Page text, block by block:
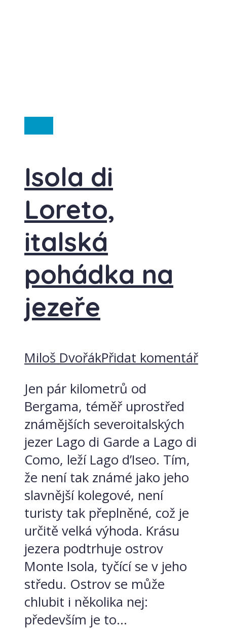
Isola di
Loreto,
italská
pohádka na
jezeře
Miloš DvořákPřidat komentář
Jen pár kilometrů od
Bergama, téměř uprostřed
známějších severoitalských
jezer Lago di Garde a Lago di
Como, leží Lago d’Iseo. Tím,
že není tak známé jako jeho
slavnější kolegové, není
turisty tak přeplněné, což je
určitě velká výhoda. Krásu
jezera podtrhuje ostrov
Monte Isola, tyčící se v jeho
středu. Ostrov se může
chlubit i několika nej:
především je to...